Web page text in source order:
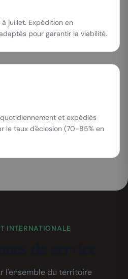
juillet. Expédition en
pour garantir la viabilité.
et expédiés
le taux d'éclosion (70-85% en
INTERNATIONALE
l'ensemble du territoire